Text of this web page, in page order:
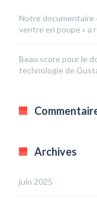
Notre documentaire
ventre en poupe » a
Beau score pour le
technologie de
Archives
juin 2025